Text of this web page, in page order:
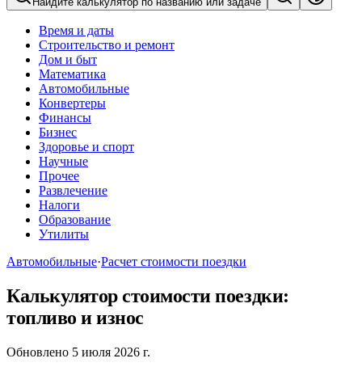
Время и даты
Строительство и ремонт
Дом и быт
Математика
Автомобильные
Конвертеры
Финансы
Бизнес
Здоровье и спорт
Научные
Прочее
Развлечение
Налоги
Образование
Утилиты
Автомобильные·Расчет стоимости поездки
Калькулятор стоимости поездки:
топливо и износ
Обновлено 5 июля 2026 г.